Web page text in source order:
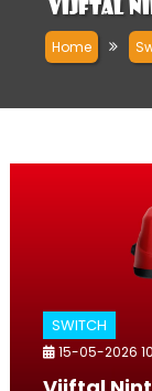
Vijftal
Home
SWITCH
15-05-2026